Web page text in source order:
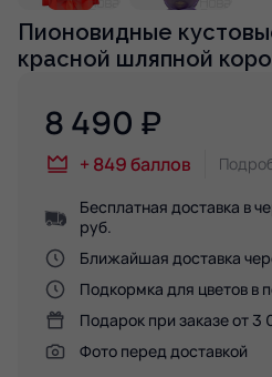
Пионовидные
красной шляпной
8 490 ₽
+ 849баллов
Бесплатная доставка в
руб.
Ближайшая доставка
Подкормка для цветов в
Подарок при заказе от 3
Фото перед доставкой